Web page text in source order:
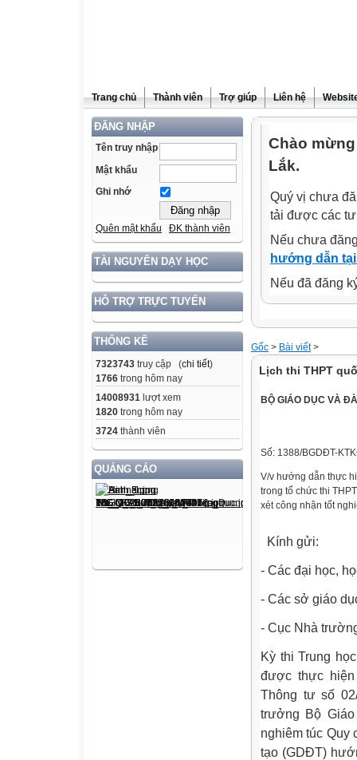
Trang chủ Thành viên Trợ giúp Liên hệ
ĐĂNG NHẬP
Tên truy nhập
Mật khẩu
Ghi nhớ
Quên mật khẩu ĐK thành viên
TÀI NGUYÊN DẠY HỌC
HỖ TRỢ TRỰC TUYẾN
THỐNG KÊ
7323743 truy cập (chi tiết)
1766 trong hôm nay
14008931 lượt xem
1820 trong hôm nay
3724 thành viên
QUẢNG CÁO
Chào
Lắk.
Quý vị chưa
tải được các
Nếu chưa
hướng dẫn
Nếu đã đăng
Gốc > Bài viết>
Lịch thi THPT
BỘ GIÁO DỤC VÀ
Số: 1388/BGDĐT-
V/v hướng dẫn thực
trong tổ chức thi
xét công nhận tốt
Kính gửi:
- Các đại học,
- Các sở giáo
- Cục Nhà
Kỳ thi Trung
được thực hiện
Thông tư số
trưởng Bộ
nghiêm túc Quy
tạo (GDĐT)